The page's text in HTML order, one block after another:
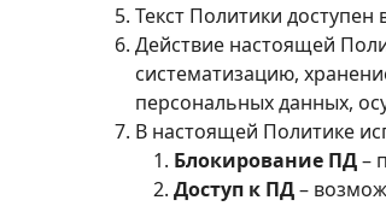
Текст Политики доступен
Действие настоящей
систематизацию,
персональных данных,
В настоящей Политике
Блокирование ПД–
Доступ к ПД–